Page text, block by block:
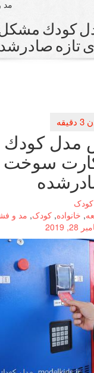
مد و فشن
مشكل
صادرشده
كودك
سوخت های
, کودک,مد و فشن